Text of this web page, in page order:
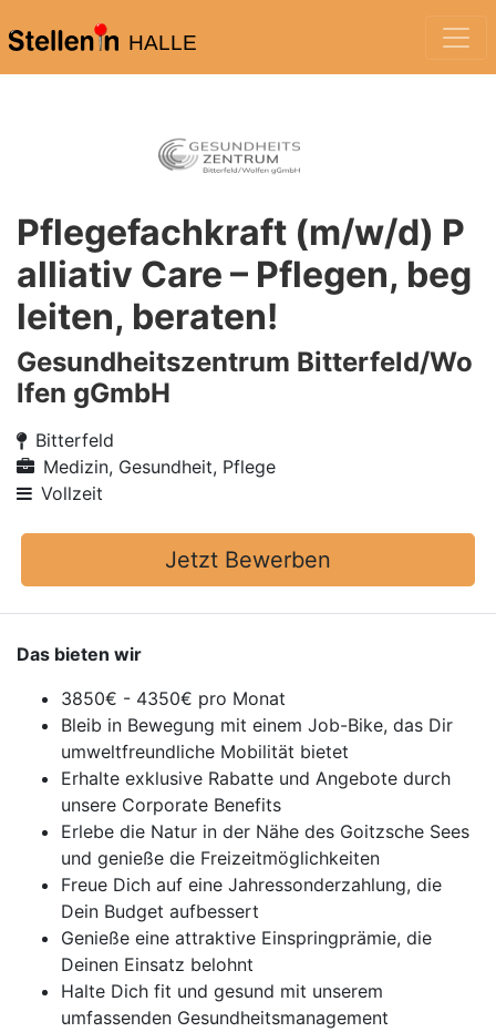
HALLE
Pflegefachkraft (m/w/d) P
alliativ Care – Pflegen, beg
leiten, beraten!
Gesundheitszentrum Bitterfeld/Wo
lfen gGmbH
Bitterfeld
Medizin, Gesundheit, Pflege
Vollzeit
Jetzt Bewerben
Das bieten wir
3850€ - 4350€ pro Monat
Bleib in Bewegung mit einem Job-Bike, das Dir
umweltfreundliche Mobilität bietet
Erhalte exklusive Rabatte und Angebote durch
unsere Corporate Benefits
Erlebe die Natur in der Nähe des Goitzsche Sees
und genieße die Freizeitmöglichkeiten
Freue Dich auf eine Jahressonderzahlung, die
Dein Budget aufbessert
Genieße eine attraktive Einspringprämie, die
Deinen Einsatz belohnt
Halte Dich fit und gesund mit unserem
umfassenden Gesundheitsmanagement